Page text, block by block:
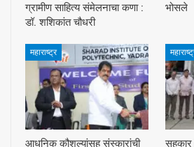
ग्रामीण साहित्य संमेलनाचा कणा :
डॉ. शशिकांत चौधरी
भोसले
महाराष्ट्र
आधुनिक कौशल्यांसह संस्कारांची सहकार